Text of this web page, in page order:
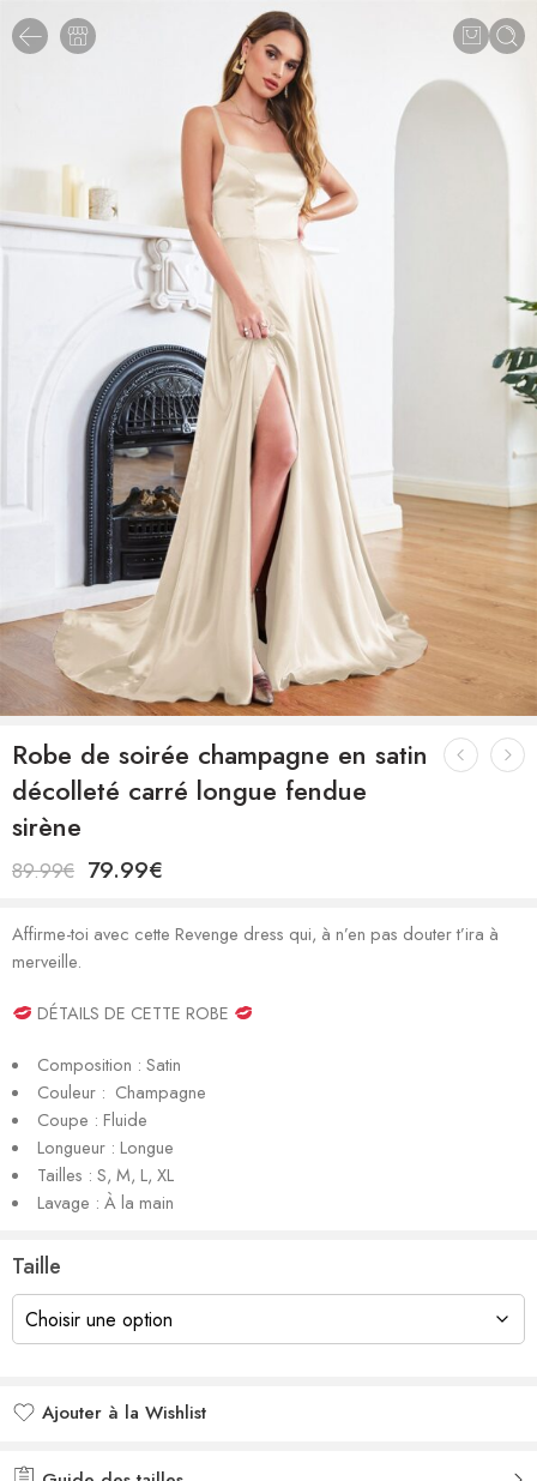
Robe de soirée champagne en satin
décolleté carré longue fendue
sirène
89.99€ 79.99€
Affirme-toi avec cette Revenge dress qui, à n’en pas douter t’ira à
merveille.
DÉTAILS DE CETTE ROBE
Composition : Satin
Couleur : Champagne
Coupe : Fluide
Longueur : Longue
Tailles : S, M, L, XL
Lavage : À la main
Taille
Ajouter à la Wishlist